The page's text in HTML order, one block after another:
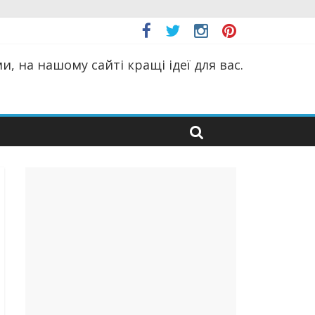
на нашому сайті кращі ідеї для вас.